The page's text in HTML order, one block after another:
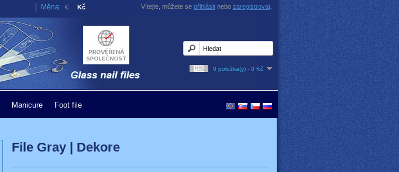
Měna: € Kč
0 položka(y) - 0 Kč
Vítejte, můžete se přihlásitnebo zaregistrovat.
Manicure Foot file
File Gray | Dekore